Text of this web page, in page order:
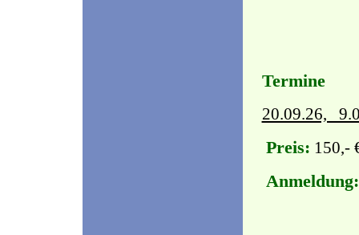
Termine
20.09.26,
Preis: 150,-